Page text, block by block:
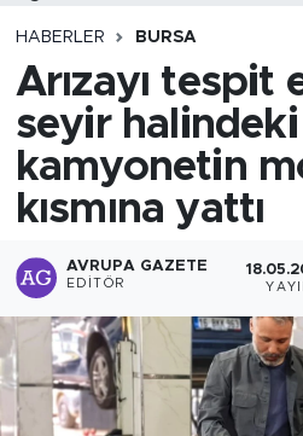
HABERLER BURSA
Arızayı tespit
seyir halindeki
kamyonetin
kısmına yattı
AVRUPA GAZETE
EDITÖR